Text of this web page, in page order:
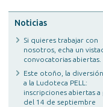
Noticias
Si quieres trabajar con
nosotros, echa un
convocatorias abiertas.
Este otoño, la
a la Ludoteca PELL:
inscripciones abiertas
del 14 de septiembre